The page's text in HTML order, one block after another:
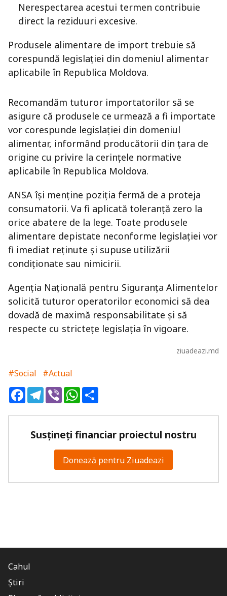
Nerespectarea acestui termen contribuie
direct la reziduuri excesive.
Produsele alimentare de import trebuie să
corespundă legislației din domeniul alimentar
aplicabile în Republica Moldova.
Recomandăm tuturor importatorilor să se
asigure că produsele ce urmează a fi importate
vor corespunde legislației din domeniul
alimentar, informând producătorii din țara de
origine cu privire la cerințele normative
aplicabile în Republica Moldova.
ANSA își menține poziția fermă de a proteja
consumatorii. Va fi aplicată toleranță zero la
orice abatere de la lege. Toate produsele
alimentare depistate neconforme legislației vor
fi imediat reținute și supuse utilizării
condiționate sau nimicirii.
Agenția Națională pentru Siguranța Alimentelor
solicită tuturor operatorilor economici să dea
dovadă de maximă responsabilitate și să
respecte cu strictețe legislația în vigoare.
ziuadeazi.md
#Social
#Actual
FacebookTelegram
ViberWhatsApp
Susțineți financiar proiectul nostru
Donează pentru Ziuadeazi
Cahul
Știri